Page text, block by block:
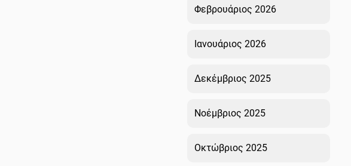
Φεβρουάριος 2026
Ιανουάριος 2026
Δεκέμβριος 2025
Νοέμβριος 2025
Οκτώβριος 2025